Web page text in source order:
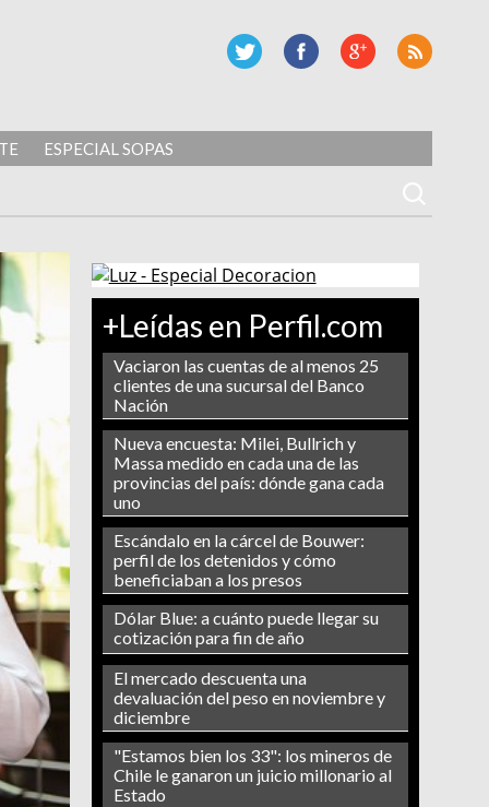
ESPECIAL SOPAS
+Leídas en Perfil.com
Vaciaron las cuentas de al menos 25
clientes de una sucursal del Banco
Nación
Nueva encuesta: Milei, Bullrich y
Massa medido en cada una de las
provincias del país: dónde gana cada
uno
Escándalo en la cárcel de Bouwer:
perfil de los detenidos y cómo
beneficiaban a los presos
Dólar Blue: a cuánto puede llegar su
cotización para fin de año
El mercado descuenta una
devaluación del peso en noviembre y
diciembre
"Estamos bien los 33": los mineros de
Chile le ganaron un juicio millonario al
Estado